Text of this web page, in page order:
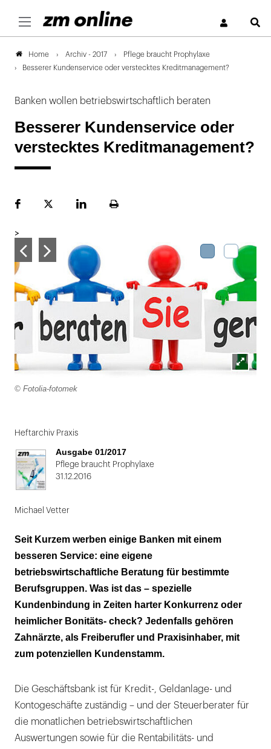
Home Archiv - 2017
Pflege braucht Prophylaxe
Besserer Kundenservice oder verstecktes Kreditmanagement?
Banken wollen betriebswirtschaftlich beraten
Besserer Kundenservice oder
verstecktes Kreditmanagement?
FacebookPlattformLinekdInSeite
>
© Fotolia-fotomek
1
von
2
Heftarchiv Praxis
Ausgabe 01/2017
Pflege braucht Prophylaxe
31.12.2016
Michael Vetter
Seit Kurzem werben einige Banken mit einem
besseren Service: eine eigene
betriebswirtschaftliche Beratung für bestimmte
Berufsgruppen. Was ist das – spezielle
Kundenbindung in Zeiten harter Konkurrenz oder
heimlicher Bonitäts- check? Jedenfalls gehören
Zahnärzte, als Freiberufler und Praxisinhaber, mit
zum potenziellen Kundenstamm.
Die Geschäftsbank ist für Kredit-, Geldanlage- und
Kontogeschäfte zuständig – und der Steuerberater für
die monatlichen betriebswirtschaftlichen
Auswertungen sowie für die Rentabilitäts- und